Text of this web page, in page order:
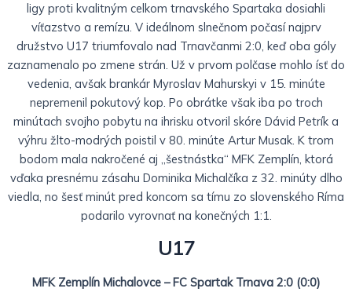
ligy proti kvalitným celkom trnavského Spartaka dosiahli
víťazstvo a remízu. V ideálnom slnečnom počasí najprv
družstvo U17 triumfovalo nad Trnavčanmi 2:0, keď oba góly
zaznamenalo po zmene strán. Už v prvom polčase mohlo ísť do
vedenia, avšak brankár Myroslav Mahurskyi v 15. minúte
nepremenil pokutový kop. Po obrátke však iba po troch
minútach svojho pobytu na ihrisku otvoril skóre Dávid Petrík a
výhru žlto-modrých poistil v 80. minúte Artur Musak. K trom
bodom mala nakročené aj „šestnástka“ MFK Zemplín, ktorá
vďaka presnému zásahu Dominika Michalčíka z 32. minúty dlho
viedla, no šesť minút pred koncom sa tímu zo slovenského Ríma
podarilo vyrovnať na konečných 1:1.
U17
MFK Zemplín Michalovce – FC Spartak Trnava 2:0 (0:0)